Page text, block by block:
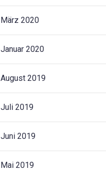
März 2020
Januar 2020
August 2019
Juli 2019
Juni 2019
Mai 2019